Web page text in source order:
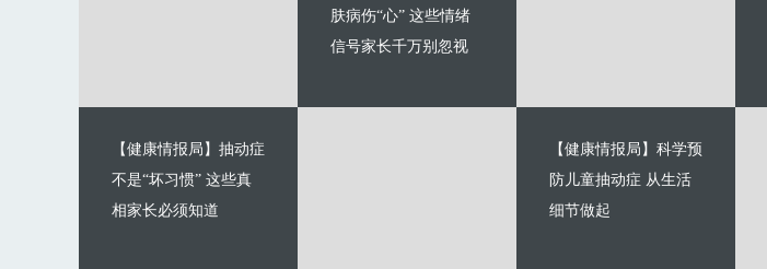
肤病伤“心” 这些情绪
信号家长千万别忽视
【健康情报局】抽动症
不是“坏习惯” 这些真
相家长必须知道
【健康情报局】科学预
防儿童抽动症 从生活
细节做起